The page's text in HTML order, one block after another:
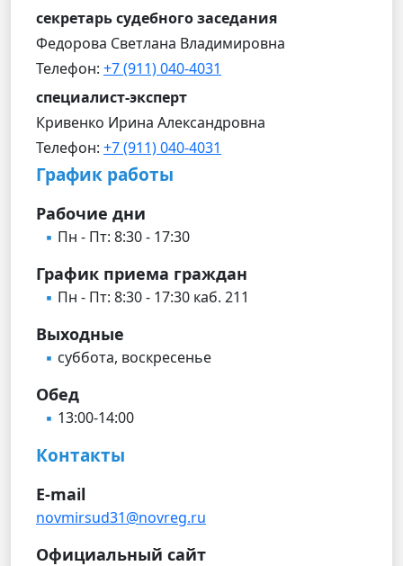
секретарь судебного заседания
Федорова Светлана Владимировна
Телефон: +7 (911) 040-4031
специалист-эксперт
Кривенко Ирина Александровна
Телефон: +7 (911) 040-4031
График работы
Рабочие дни
Пн - Пт: 8:30 - 17:30
График приема граждан
Пн - Пт: 8:30 - 17:30 каб. 211
Выходные
суббота, воскресенье
Обед
13:00-14:00
Контакты
E-mail
novmirsud31@novreg.ru
Официальный сайт